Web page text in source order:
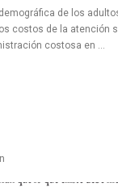
de los
costos de la atención
costosa en ...